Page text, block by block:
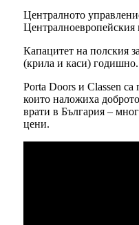
Централното
Централноевропейския
Капацитет на полския
(крила и каси) годишно.
Porta Doors и Classen
които наложиха
врати в България –
цени.